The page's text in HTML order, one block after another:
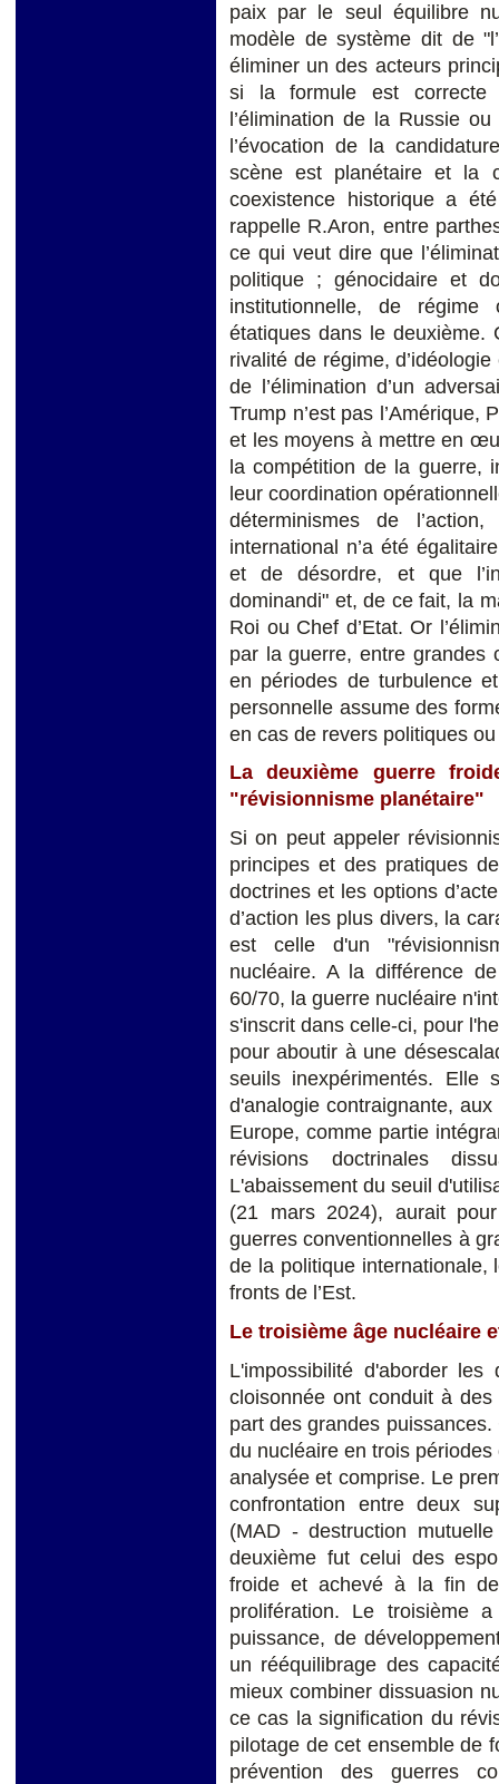
paix par le seul équilibre
modèle de système dit de
éliminer un des acteurs
si la formule est
l’élimination de la Russie
l’évocation de la
scène est planétaire et la
coexistence historique a
rappelle R.Aron, entre
ce qui veut dire que
politique ; génocidaire et
institutionnelle, de
étatiques dans le deuxième.
rivalité de régime,
de l’élimination d’un
Trump n’est pas l’Amérique,
et les moyens à mettre en
la compétition de la guerre,
leur coordination
déterminismes de
international n’a été
et de désordre, et que
dominandi" et, de ce fait, la
Roi ou Chef d’Etat. Or
par la guerre, entre grandes
en périodes de turbulence
personnelle assume des
en cas de revers politiques
La deuxième guerre
"révisionnisme planétaire"
Si on peut appeler
principes et des pratiques
doctrines et les options
d’action les plus divers, la
est celle d'un
nucléaire. A la différence
60/70, la guerre nucléaire
s'inscrit dans celle-ci, pour
pour aboutir à une
seuils inexpérimentés. Elle
d'analogie contraignante,
Europe, comme partie
révisions doctrinales
L'abaissement du seuil
(21 mars 2024), aurait
guerres conventionnelles à
de la politique internationale,
fronts de l’Est.
Le troisième âge nucléaire
L'impossibilité d'aborder
cloisonnée ont conduit à
part des grandes
du nucléaire en trois
analysée et comprise. Le
confrontation entre deux
(MAD - destruction
deuxième fut celui des
froide et achevé à la fin
prolifération. Le troisième
puissance, de
un rééquilibrage des
mieux combiner dissuasion
ce cas la signification du
pilotage de cet ensemble de
prévention des guerres